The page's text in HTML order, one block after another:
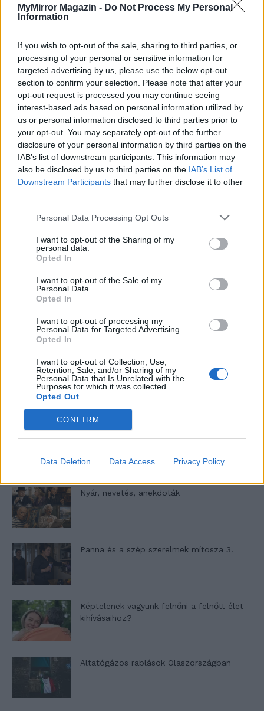
MyMirror Magazin - Do Not Process My Personal
Information
If you wish to opt-out of the sale, sharing to third parties, or
processing of your personal or sensitive information for
targeted advertising by us, please use the below opt-out
section to confirm your selection. Please note that after your
opt-out request is processed you may continue seeing
interest-based ads based on personal information utilized by
us or personal information disclosed to third parties prior to
your opt-out. You may separately opt-out of the further
disclosure of your personal information by third parties on the
IAB’s list of downstream participants. This information may
also be disclosed by us to third parties on the IAB’s List of
Downstream Participants that may further disclose it to other
Personal Data Processing Opt Outs
I want to opt-out of the Sharing of my
personal data.
Opted In
I want to opt-out of the Sale of my
Personal Data.
Opted In
I want to opt-out of processing my
Personal Data for Targeted Advertising.
Opted In
I want to opt-out of Collection, Use,
Retention, Sale, and/or Sharing of my
Personal Data that Is Unrelated with the
Purposes for which it was collected.
Opted Out
CONFIRM
Data Deletion Data Access Privacy Policy
Minka 11. rész
T. szereti a fiatal lányokat 14. rész
nőknek, amikor segítséget kérnek?
gyűjteménye
Elyna Robbs: Adéle és az örökölt árnyak
13. rész
Woody Allen megosztó zsenialitása
Nyár, nevetés, anekdoták
Panna és a szép szerelmek mítosza 3.
Képtelenek vagyunk felnőni a felnőtt élet
kihívásaihoz?
Altatógázos rablások Olaszországban